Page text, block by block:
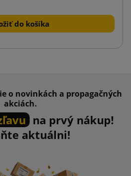
do košíka
o novinkách a propagačných
akciách.
na prvý nákup!
aktuálni!